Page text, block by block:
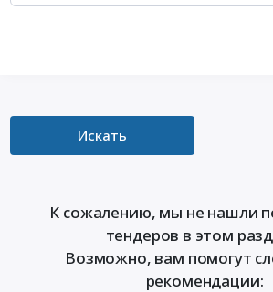
Искать
К сожалению, мы не нашли
тендеров в этом
Возможно, вам помогут
рекомендации: